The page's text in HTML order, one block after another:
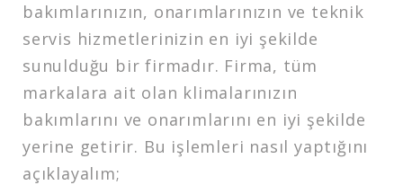
bakımlarınızın, onarımlarınızın ve teknik
servis hizmetlerinizin en iyi şekilde
sunulduğu bir firmadır. Firma, tüm
markalara ait olan klimalarınızın
bakımlarını ve onarımlarını en iyi şekilde
yerine getirir. Bu işlemleri nasıl yaptığını
açıklayalım;